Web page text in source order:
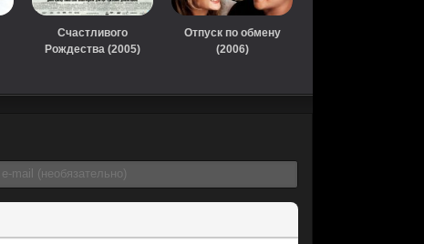
Счастливого
Рождества (2005)
Отпуск по обмену
(2006)